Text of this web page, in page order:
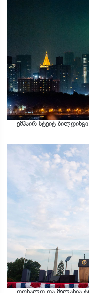
ემპაირ სტეიტ
დონალდ და მელანია